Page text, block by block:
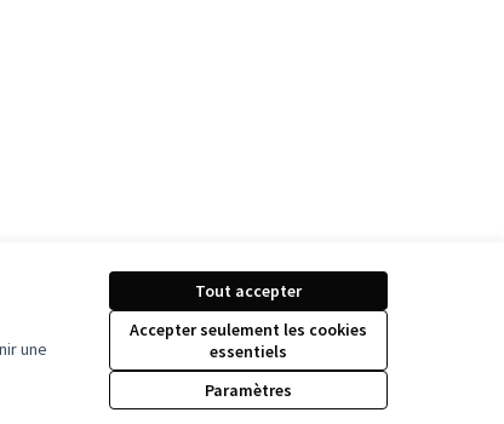
une
Tout accepter
Accepter seulement les cookies
essentiels
Paramètres